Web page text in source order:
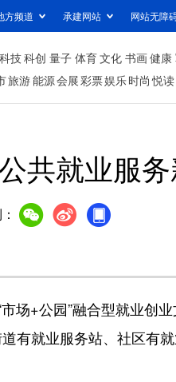
方频道 承建网站 网站无障
科技科创 量子 体育文化 书画健康
旅游能源会展彩票娱乐时尚 悦读
共就业服
场+公园”融合型就业创
有就业服务站、社区有